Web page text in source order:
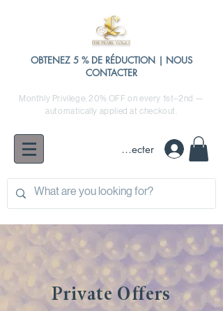
OBTENEZ 5 % DE RÉDUCTION | NOUS
CONTACTER
Monthly Privilege: 20% OFF on every 1st–2nd —
automatically applied at checkout.
Se connecter
Private Offers